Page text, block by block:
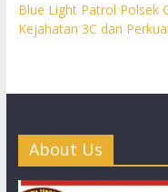
Blue Light Patrol Polsek
Kejahatan 3C dan
About Us